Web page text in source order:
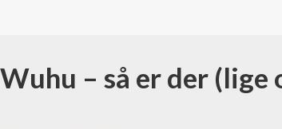
– så er der